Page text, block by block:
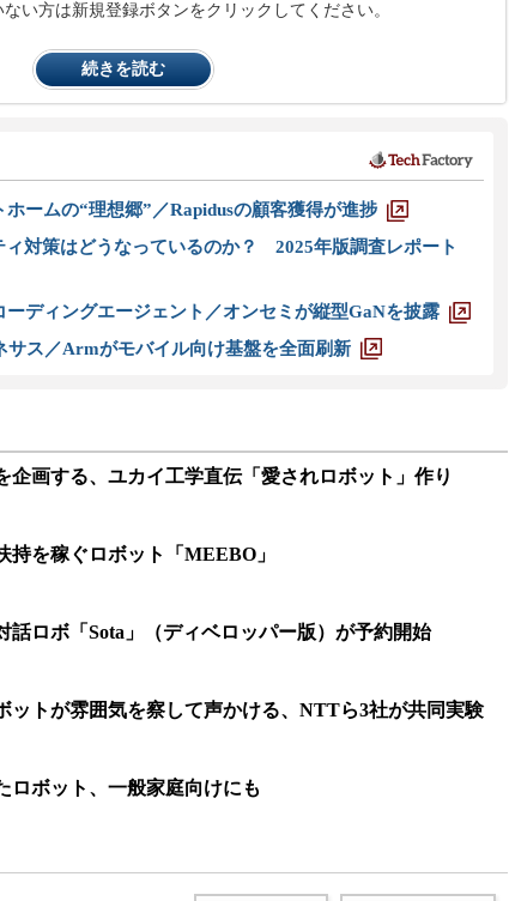
い方は新規登録ボタンをクリックしてください。
続きを読む
ホームの“理想郷”／Rapidusの顧客獲得が進捗
ィ対策はどうなっているのか？ 2025年版調査レポート
ディングエージェント／オンセミが縦型GaNを披露
サス／Armがモバイル向け基盤を全面刷新
企画する、ユカイ工学直伝「愛されロボット」作り
持を稼ぐロボット「MEEBO」
話ロボ「Sota」（ディベロッパー版）が予約開始
ットが雰囲気を察して声かける、NTTら3社が共同実験
ロボット、一般家庭向けにも